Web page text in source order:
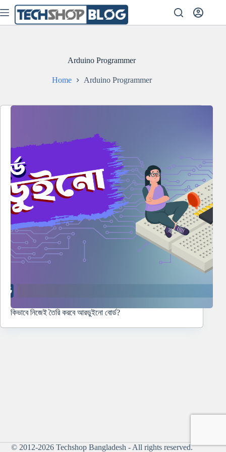
to
content
Arduino Programmer
Home Arduino Programmer
কিভাবে নিজেই তৈরি করবে আরডুইনো বোর্ড?
© 2012-2026 Techshop Bangladesh - All rights reserved.